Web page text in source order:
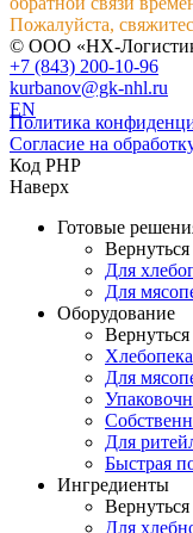
Пожалуйста,
© ООО «НХ-
+7 (843) 200-10-96
kurbanov@gk-nhl.ru
EN
Политика
Согласие на
Код PHP
Наверх
Готовые
Вернуться
Для
Для
Оборудование
Вернуться
Для
Для
Быстрая
Ингредиенты
Вернуться
Для